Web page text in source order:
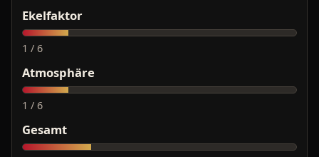
Ekelfaktor
1 / 6
Atmosphäre
1 / 6
Gesamt